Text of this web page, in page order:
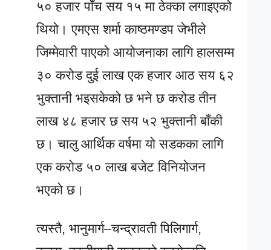
५० हजार पाँच सय १५ मा ठेक्का लगाइएको
थियो। एमएस शर्मा काष्ठमण्डप जेभीले
जिम्मेवारी पाएको आयोजनाका लागि हालसम्म
३० करोड दुई लाख एक हजार आठ सय ६२
भुक्तानी भइसकेको छ भने छ करोड तीन
लाख ४८ हजार छ सय ५२ भुक्तानी बाँकी
छ। चालु आर्थिक वर्षमा यो सडकका लागि
एक करोड ५० लाख बजेट विनियोजन
भएको छ।
त्यस्तै, भानुमार्ग–चन्द्रावती पिलिगार्ग,